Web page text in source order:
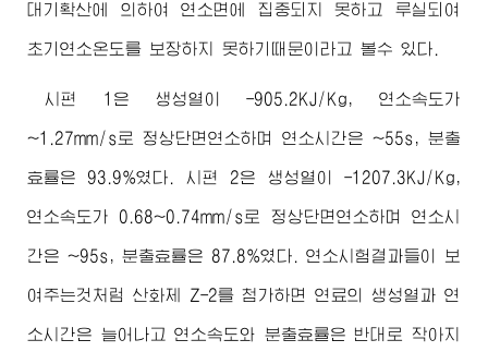
대기확산에 의하여 연소면에 집중되지 못하고 루실되여
초기연소온도를 보장하지 못하기때문이라고 볼수 있다.
시편 1은 생성열이 -905.2KJ/Kg, 연소속도가
~1.27mm/s로 정상단면연소하며 연소시간은 ~55s, 분출
효률은 93.9%였다. 시편 2은 생성열이 -1207.3KJ/Kg,
연소속도가 0.68~0.74mm/s로 정상단면연소하며 연소시
간은 ~95s, 분출효률은 87.8%였다. 연소시험결과들이 보
여주는것처럼 산화제 Z-2를 첨가하면 연료의 생성열과 연
소시간은 늘어나고 연소속도와 분출효률은 반대로 작아지